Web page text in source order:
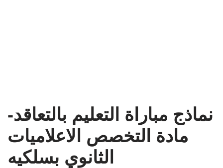
نماذج مباراة التعليم بالتعاقد-
مادة التخصص الاعلاميات
الثانوي بسلكيه